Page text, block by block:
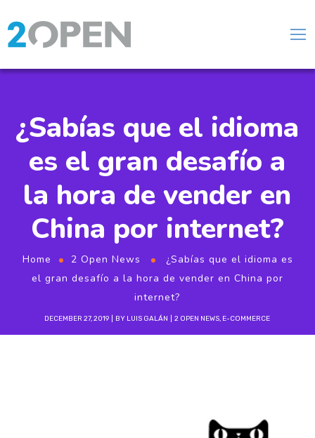
¿Sabías que el idioma
es el gran desafío a
la hora de vender en
China por internet?
Home 2 Open News
¿Sabías que el idioma es
el gran desafío a la hora de vender en China por
internet?
DECEMBER 27, 2019 BY LUIS GALÁN 2 OPEN NEWS, E-COMMERCE